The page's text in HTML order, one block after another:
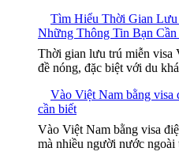
Tìm Hiểu Thời Gian
Những Thông Tin Bạn
Thời gian lưu trú miễn visa
đề nóng, đặc biệt với du
Vào Việt Nam bằng visa
cần biết
Vào Việt Nam bằng visa
mà nhiều người nước ngoài